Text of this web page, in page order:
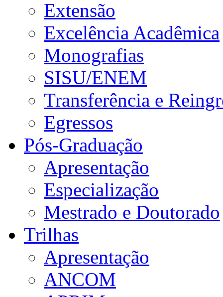
Extensão
Excelência Acadêmica
Monografias
SISU/ENEM
Transferência e
Egressos
Pós-Graduação
Apresentação
Especialização
Mestrado e Doutorado
Trilhas
Apresentação
ANCOM